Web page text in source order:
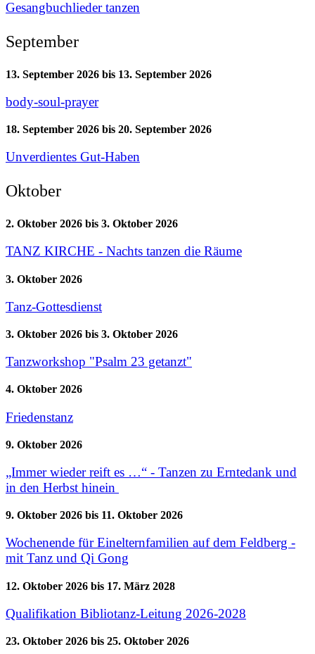
Gesangbuchlieder tanzen
September
13. September 2026 bis 13. September 2026
body-soul-prayer
18. September 2026 bis 20. September 2026
Unverdientes Gut-Haben
Oktober
2. Oktober 2026 bis 3. Oktober 2026
TANZ KIRCHE - Nachts tanzen die Räume
3. Oktober 2026
Tanz-Gottesdienst
3. Oktober 2026 bis 3. Oktober 2026
Tanzworkshop "Psalm 23 getanzt"
4. Oktober 2026
Friedenstanz
9. Oktober 2026
„Immer wieder reift es …“ - Tanzen zu Erntedank und
in den Herbst hinein
9. Oktober 2026 bis 11. Oktober 2026
Wochenende für Einelternfamilien auf dem Feldberg -
mit Tanz und Qi Gong
12. Oktober 2026 bis 17. März 2028
Qualifikation Bibliotanz-Leitung 2026-2028
23. Oktober 2026 bis 25. Oktober 2026